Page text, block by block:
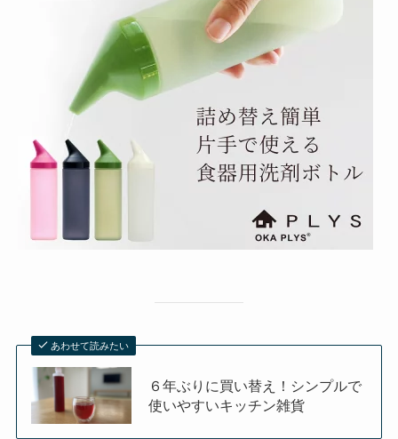
あわせて読みたい
６年ぶりに買い替え！シンプルで
使いやすいキッチン雑貨